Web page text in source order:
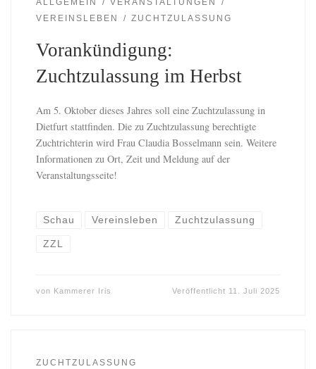
ALLGEMEIN
VERANSTALTUNGEN
VEREINSLEBEN
ZUCHTZULASSUNG
Vorankündigung:
Zuchtzulassung im Herbst
Am 5. Oktober dieses Jahres soll eine Zuchtzulassung in
Dietfurt stattfinden. Die zu Zuchtzulassung berechtigte
Zuchtrichterin wird Frau Claudia Bosselmann sein. Weitere
Informationen zu Ort, Zeit und Meldung auf der
Veranstaltungsseite!
Schau Vereinsleben Zuchtzulassung
ZZL
von Kammerer Iris Veröffentlicht 11. Juli 2025
ZUCHTZULASSUNG